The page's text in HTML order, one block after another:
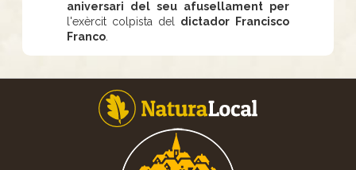
aniversari del seu afusellament per
l'exèrcit colpista del dictador
Francisco
Franco